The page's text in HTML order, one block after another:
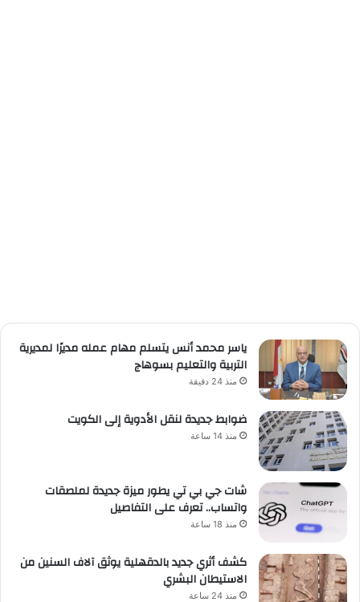
ياسر محمد أنس يتسلم مهام عمله مديرًا لمديرية
التربية والتعليم بسوهاج
منذ 24 دقيقة
ضوابط جديدة لنقل الأدوية إلى الكويت
منذ 14 ساعة
شات جي بي تي يطور ميزة جديدة لملصقات
واتساب.. تعرف على التفاصيل
منذ 18 ساعة
كشف أثري جديد بالدقهلية يوثق آلاف السنين من
الاستيطان البشري
منذ 24 ساعة